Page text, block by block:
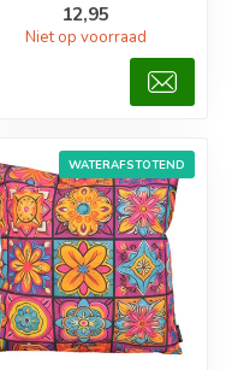
12,95
Niet op voorraad
WATERAFSTOTEND